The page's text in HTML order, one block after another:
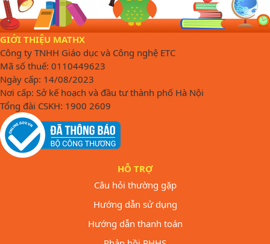
GIỚI THIỆU MATHX
Công ty TNHH Giáo dục và Công nghệ ETC
Mã số thuế: 0110449623
Ngày cấp: 14/08/2023
Nơi cấp: Sở kế hoạch và đầu tư thành phố Hà Nội
Tổng đài CSKH: 1900 2609
HỖ TRỢ
Câu hỏi thường gặp
Hướng dẫn sử dụng
Hướng dẫn thanh toán